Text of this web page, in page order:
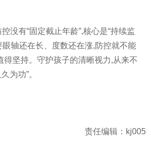
没有“固定截止年龄”,核心是“持续监
眼轴还在长、度数还在涨,防控就不能
得坚持。守护孩子的清晰视力,从来不
为功”。
责任编辑：kj005